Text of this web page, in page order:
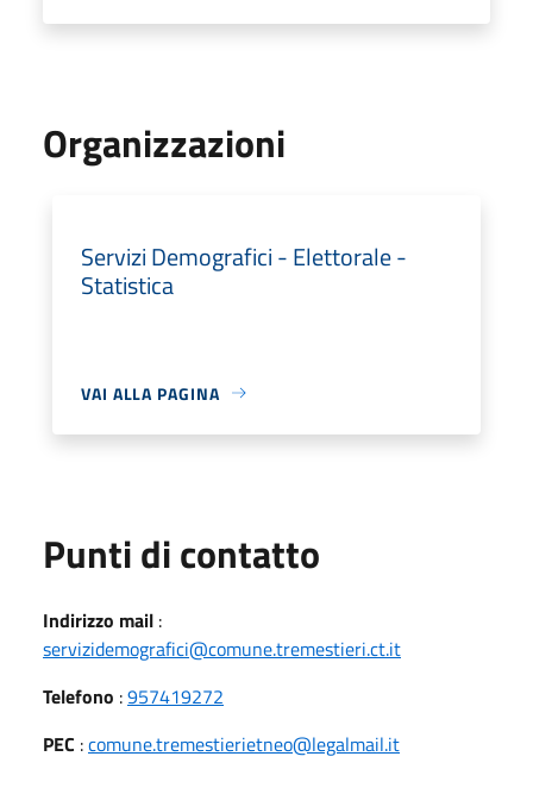
Organizzazioni
Servizi Demografici - Elettorale -
Statistica
VAI ALLA PAGINA
Punti di contatto
Indirizzo mail :
servizidemografici@comune.tremestieri.ct.it
Telefono :957419272
PEC :comune.tremestierietneo@legalmail.it